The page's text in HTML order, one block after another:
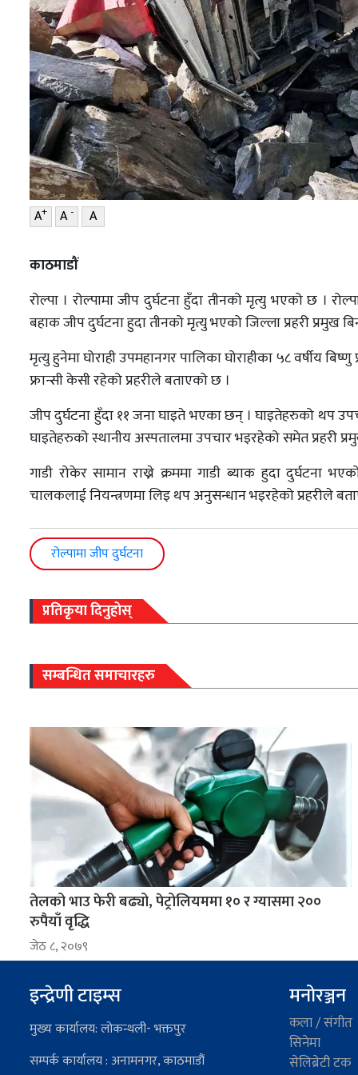
A+ A- A
काठमाडौं
रोल्पा । रोल्पामा जीप दुर्घटना हुँदा तीनको मृत्यु भएको छ ।
बहाक जीप दुर्घटना हुदा तीनको मृत्यु भएको जिल्ला प्रहरी प्रमुख
मृत्यु हुनेमा घोराही उपमहानगर पालिका घोराहीका ५८ वर्षीय
फ्रान्सी केसी रहेको प्रहरीले बताएको छ ।
जीप दुर्घटना हुँदा ११ जना घाइते भएका छन् । घाइतेहरुको थप
घाइतेहरुको स्थानीय अस्पतालमा उपचार भइरहेको समेत प्रहरी
गाडी रोकेर सामान राख्ने क्रममा गाडी ब्याक हुदा
चालकलाई नियन्त्रणमा लिइ थप अनुसन्धान भइरहेको प्रहरीले
रोल्पामा जीप दुर्घटना
प्रतिकृया दिनुहोस्
सम्बन्धित समाचारहरु
तेलको भाउ फेरी बढ्यो, पेट्रोलियममा १० र ग्यासमा २००
रुपैयाँ वृद्धि
जेठ ८, २०७९
इन्द्रेणी टाइम्स
मुख्य कार्यालय: लोकन्थली- भक्तपुर
सम्पर्क कार्यालय : अनामनगर, काठमाडौं
मनोरञ्जन
कला / संगीत
सिनेमा
सेलिब्रेटी टक